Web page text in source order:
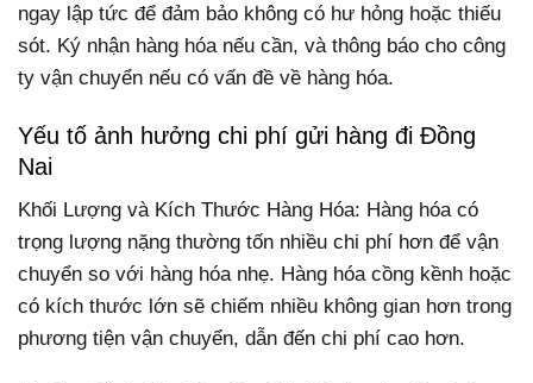
ngay lập tức để đảm bảo không có hư hỏng hoặc thiếu
sót. Ký nhận hàng hóa nếu cần, và thông báo cho công
ty vận chuyển nếu có vấn đề về hàng hóa.
Yếu tố ảnh hưởng chi phí gửi hàng đi Đồng
Nai
Khối Lượng và Kích Thước Hàng Hóa: Hàng hóa có
trọng lượng nặng thường tốn nhiều chi phí hơn để vận
chuyển so với hàng hóa nhẹ. Hàng hóa cồng kềnh hoặc
có kích thước lớn sẽ chiếm nhiều không gian hơn trong
phương tiện vận chuyển, dẫn đến chi phí cao hơn.